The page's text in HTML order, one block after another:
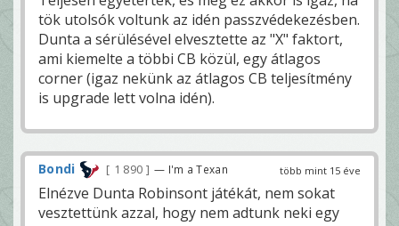
tök utolsók voltunk az idén passzvédekezésben.
Dunta a sérülésével elvesztette az "X" faktort,
ami kiemelte a többi CB közül, egy átlagos
corner (igaz nekünk az átlagos CB teljesítmény
is upgrade lett volna idén).
több mint 15 éve
Bondi 1 890 — I'm a Texan
Elnézve Dunta Robinsont játékát, nem sokat
vesztettünk azzal, hogy nem adtunk neki egy